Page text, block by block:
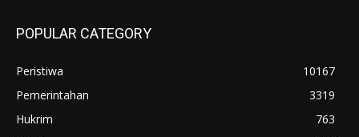
POPULAR CATEGORY
Peristiwa
10167
Pemerintahan
3319
Hukrim
763